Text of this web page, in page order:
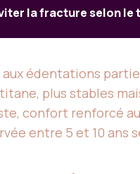
la fracture selon le
édentations
plus stables
confort renforcé
entre 5 et 10 ans